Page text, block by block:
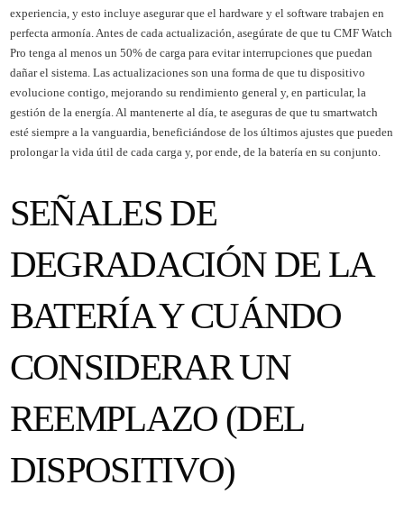
experiencia, y esto incluye asegurar que el hardware y el software trabajen en
perfecta armonía. Antes de cada actualización, asegúrate de que tu CMF Watch
Pro tenga al menos un 50% de carga para evitar interrupciones que puedan
dañar el sistema. Las actualizaciones son una forma de que tu dispositivo
evolucione contigo, mejorando su rendimiento general y, en particular, la
gestión de la energía. Al mantenerte al día, te aseguras de que tu smartwatch
esté siempre a la vanguardia, beneficiándose de los últimos ajustes que pueden
prolongar la vida útil de cada carga y, por ende, de la batería en su conjunto.
SEÑALES DE
DEGRADACIÓN DE LA
BATERÍA Y CUÁNDO
CONSIDERAR UN
REEMPLAZO (DEL
DISPOSITIVO)